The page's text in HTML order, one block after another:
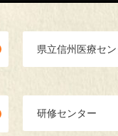
県立信州医療セ
研修センター